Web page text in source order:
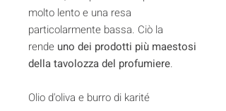
molto lento e una resa
particolarmente bassa. Ciò la
rende uno dei prodotti più maestosi
della tavolozza del profumiere.
Olio d'oliva e burro di karité